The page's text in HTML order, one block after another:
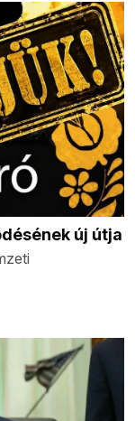
új útja